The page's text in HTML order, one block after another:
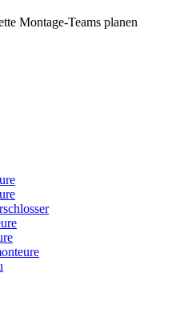
Montage-Teams planen